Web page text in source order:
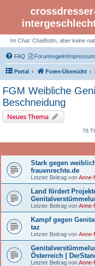
Im Chat: ChatBotIn, aber keine
FAQ Forumregeln/
Portal Foren-Übersicht
FGM Weibliche
Beschneidung
Neues Thema
78
Stark gegen
frauenrechte.de
Letzter Beitrag von Anne-
Land fördert
Letzter Beitrag von Anne-
Kampf gegen
taz
Letzter Beitrag von Anne-
Österreich |
Letzter Beitrag von Anne-